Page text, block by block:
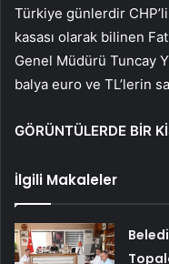
Türkiye günlerdir
kasası olarak bilinen
Genel Müdürü Tuncay
balya euro ve TL’lerin
GÖRÜNTÜLERDE BİR
İlgili Makaleler